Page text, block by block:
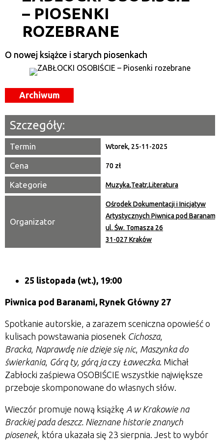
Kategoria
Trwające w zakresie
—
Miejsce
– PIOSENKI
ROZEBRANE
O nowej książce i starych piosenkach
Archiwum
Szczegóły:
Termin Wtorek, 25-11-2025
Cena 70 zł
Kategorie Muzyka,Teatr,Literatura
Organizator
Ośrodek Dokumentacji i Inicjatyw
Artystycznych Piwnica pod Baranami
ul. Św. Tomasza 26
31-027 Kraków
25 listopada (wt.), 19:00
Piwnica pod Baranami, Rynek Główny 27
Spotkanie autorskie, a zarazem sceniczna opowieść o
kulisach powstawania piosenek Cichosza,
Bracka, Naprawdę nie dzieje się nic, Maszynka do
świerkania, Górą ty, górą jaczy Ławeczka. Michał
Zabłocki zaśpiewa OSOBIŚCIE wszystkie największe
przeboje skomponowane do własnych słów.
Wieczór promuje nową książkę A w Krakowie na
Brackiej pada deszcz. Nieznane historie znanych
piosenek, która ukazała się 23 sierpnia. Jest to wybór